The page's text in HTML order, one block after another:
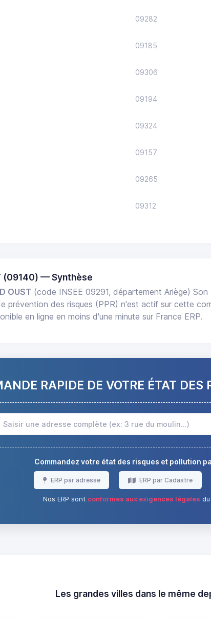
09282
09185
09306
09194
09324
09157
09265
09312
(09140) — Synthèse
OUST (code INSEE 09291, département Ariège) Son
prévention des risques (PPR) n'est actif sur cette
en ligne en moins d'une minute sur France ERP.
RAPIDE DE VOTRE ÉTAT DES
Commandez votre état des risques et pollution
ERP par adresse ERP par Cadastre
Nos ERP sont conformes aux exigences légales
Les grandes villes dans le même